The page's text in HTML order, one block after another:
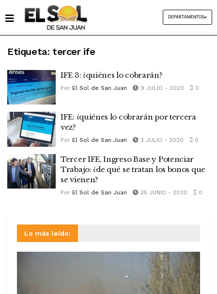
DEPARTAMENTOS
Etiqueta: tercer ife
IFE 3: ¿quiénes lo cobrarán?
Por El Sol de San Juan 9 JULIO - 2020 0
IFE: ¿quiénes lo cobrarán por tercera
vez?
Por El Sol de San Juan 3 JULIO - 2020 0
Tercer IFE, Ingreso Base y Potenciar
Trabajo: ¿de qué se tratan los bonos que
se vienen?
Por El Sol de San Juan 25 JUNIO - 2020 0
Lo más leído: